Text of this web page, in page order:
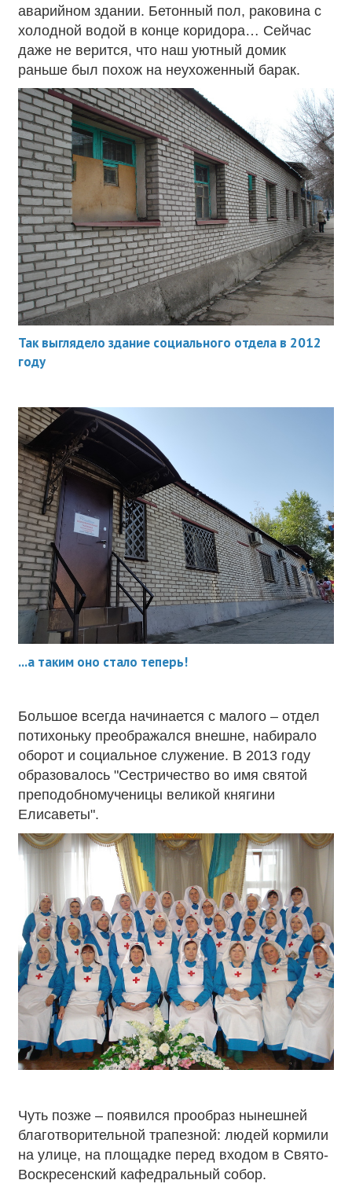
аварийном здании. Бетонный пол, раковина с
холодной водой в конце коридора… Сейчас
даже не верится, что наш уютный домик
раньше был похож на неухоженный барак.
Так выглядело здание социального отдела в 2012
году
...а таким оно стало теперь!
Большое всегда начинается с малого – отдел
потихоньку преображался внешне, набирало
оборот и социальное служение. В 2013 году
образовалось "Сестричество во имя святой
преподобномученицы великой княгини
Елисаветы".
Чуть позже – появился прообраз нынешней
благотворительной трапезной: людей кормили
на улице, на площадке перед входом в Свято-
Воскресенский кафедральный собор.